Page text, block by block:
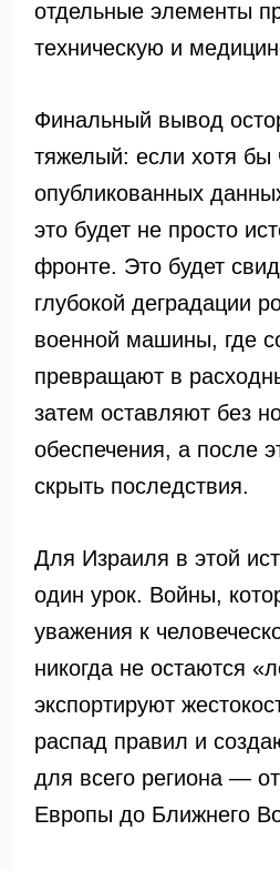
отдельные элементы
техническую и
Финальный вывод
тяжелый: если хотя бы
опубликованных
это будет не просто
фронте. Это будет
глубокой деградации
военной машины, где
превращают в
затем оставляют без
обеспечения, а после
скрыть последствия.
Для Израиля в этой
один урок. Войны,
уважения к
никогда не остаются
экспортируют
распад правил и
для всего региона —
Европы до Ближнего